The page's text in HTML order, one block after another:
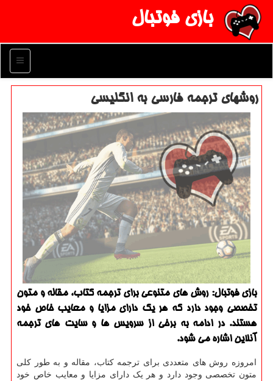
بازی فوتبال
منو
روشهای ترجمه فارسی به انگلیسی
بازی فوتبال: روش های متنوعی برای ترجمه كتاب، مقاله و متون
تخصصی وجود دارد كه هر یك دارای مزایا و معایب خاص خود
هستند. در ادامه به برخی از سرویس ها و سایت های ترجمه
آنلاین اشاره می شود.
امروزه روش های متعددی برای ترجمه کتاب، مقاله و به طور کلی
متون تخصصی وجود دارد و هر یک دارای مزایا و معایب خاص خود